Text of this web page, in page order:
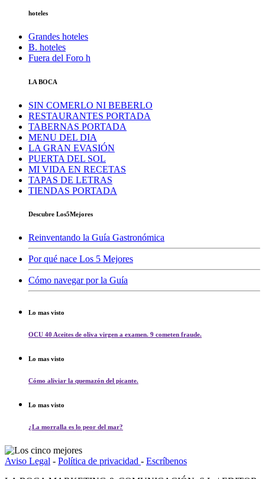
hoteles
Grandes hoteles
B. hoteles
Fuera del Foro h
LA BOCA
SIN COMERLO NI BEBERLO
RESTAURANTES PORTADA
TABERNAS PORTADA
MENU DEL DIA
LA GRAN EVASIÓN
PUERTA DEL SOL
MI VIDA EN RECETAS
TAPAS DE LETRAS
TIENDAS PORTADA
Descubre Los5Mejores
Reinventando la Guía Gastronómica
Por qué nace Los 5 Mejores
Cómo navegar por la Guía
Lo mas visto
OCU 40 Aceites de oliva virgen a examen. 9 cometen fraude.
Lo mas visto
Cómo aliviar la quemazón del picante.
Lo mas visto
¿La morralla es lo peor del mar?
Aviso Legal - Política de privacidad - Escríbenos